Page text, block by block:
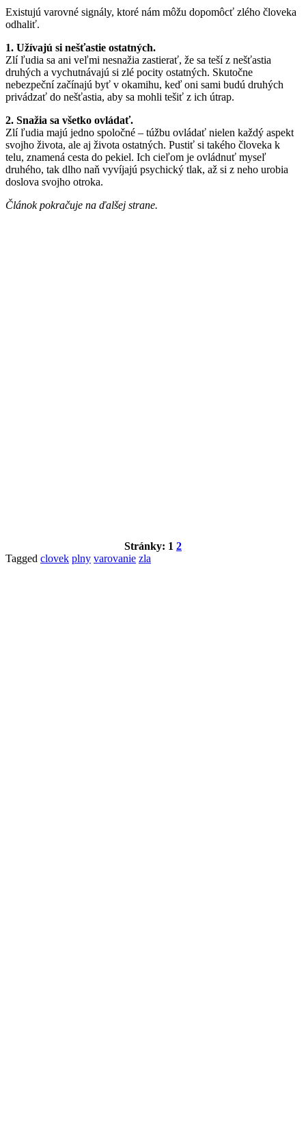
Existujú varovné signály, ktoré nám môžu dopomôcť zlého človeka
odhaliť.
1. Užívajú si nešťastie ostatných.
Zlí ľudia sa ani veľmi nesnažia zastierať, že sa teší z nešťastia
druhých a vychutnávajú si zlé pocity ostatných. Skutočne
nebezpeční začínajú byť v okamihu, keď oni sami budú druhých
privádzať do nešťastia, aby sa mohli tešiť z ich útrap.
2. Snažia sa všetko ovládať.
Zlí ľudia majú jedno spoločné – túžbu ovládať nielen každý aspekt
svojho života, ale aj života ostatných. Pustiť si takého človeka k
telu, znamená cesta do pekiel. Ich cieľom je ovládnuť myseľ
druhého, tak dlho naň vyvíjajú psychický tlak, až si z neho urobia
doslova svojho otroka.
Článok pokračuje na ďalšej strane.
Stránky: 1 2
Tagged clovek plny varovanie zla